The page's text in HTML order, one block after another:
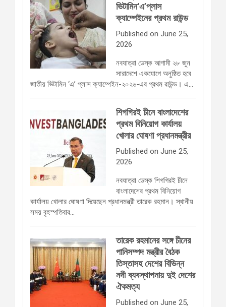
ভিটামিন‘এ’প্লাস
ক্যাম্পেইনের প্রথম রাউন্ড
Published on June 25,
2026
নবযাত্রা ডেস্ক আগামী ২৮ জুন
সারাদেশে একযোগে অনুষ্ঠিত হবে
জাতীয় ভিটামিন ‘এ’ প্লাস ক্যাম্পেইন-২০২৬-এর প্রথম রাউন্ড। এ…
শিগগিরই চীনে বাংলাদেশের
প্রথম বিনিয়োগ কার্যালয়
খোলার ঘোষণা প্রধানমন্ত্রীর
Published on June 25,
2026
নবযাত্রা ডেস্ক শিগগিরই চীনে
বাংলাদেশের প্রথম বিনিয়োগ
কার্যালয় খোলার ঘোষণা দিয়েছেন প্রধানমন্ত্রী তারেক রহমান। স্থানীয়
সময় বৃহস্পতিবার…
তারেক রহমানের সঙ্গে চীনের
পানিসম্পদ মন্ত্রীর বৈঠক
তিস্তাসহ দেশের বিভিন্ন
নদী ব্যবস্থাপনায় দুই দেশের
ঐকমত্য
Published on June 25,